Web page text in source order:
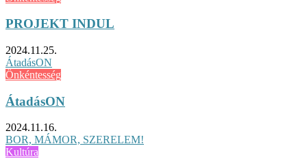
PROJEKT INDUL
2024.11.25.
ÁtadásON
Önkéntesség
ÁtadásON
2024.11.16.
BOR, MÁMOR, SZERELEM!
Kultúra